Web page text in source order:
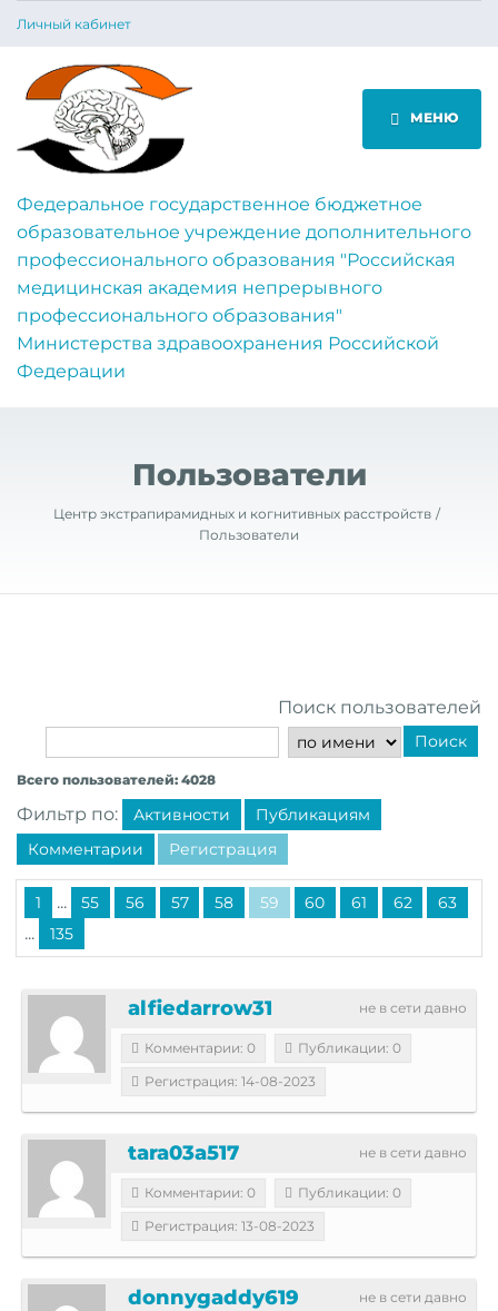
Личный кабинет
МЕНЮ
Федеральное государственное бюджетное
образовательное учреждение дополнительного
профессионального образования "Российская
медицинская академия непрерывного
профессионального образования"
Министерства здравоохранения Российской
Федерации
Пользователи
Центр экстрапирамидных и когнитивных расстройств
Пользователи
Поиск пользователей
Поиск
Всего пользователей: 4028
Фильтр по: Активности
Публикациям
Комментарии
Регистрация
1 ... 55 56 57 58 59 60 61 62 63
... 135
не в сети давно
alfiedarrow31
Комментарии: 0
Публикации: 0
Регистрация: 14-08-2023
не в сети давно
tara03a517
Комментарии: 0
Публикации: 0
Регистрация: 13-08-2023
не в сети давно
donnygaddy619